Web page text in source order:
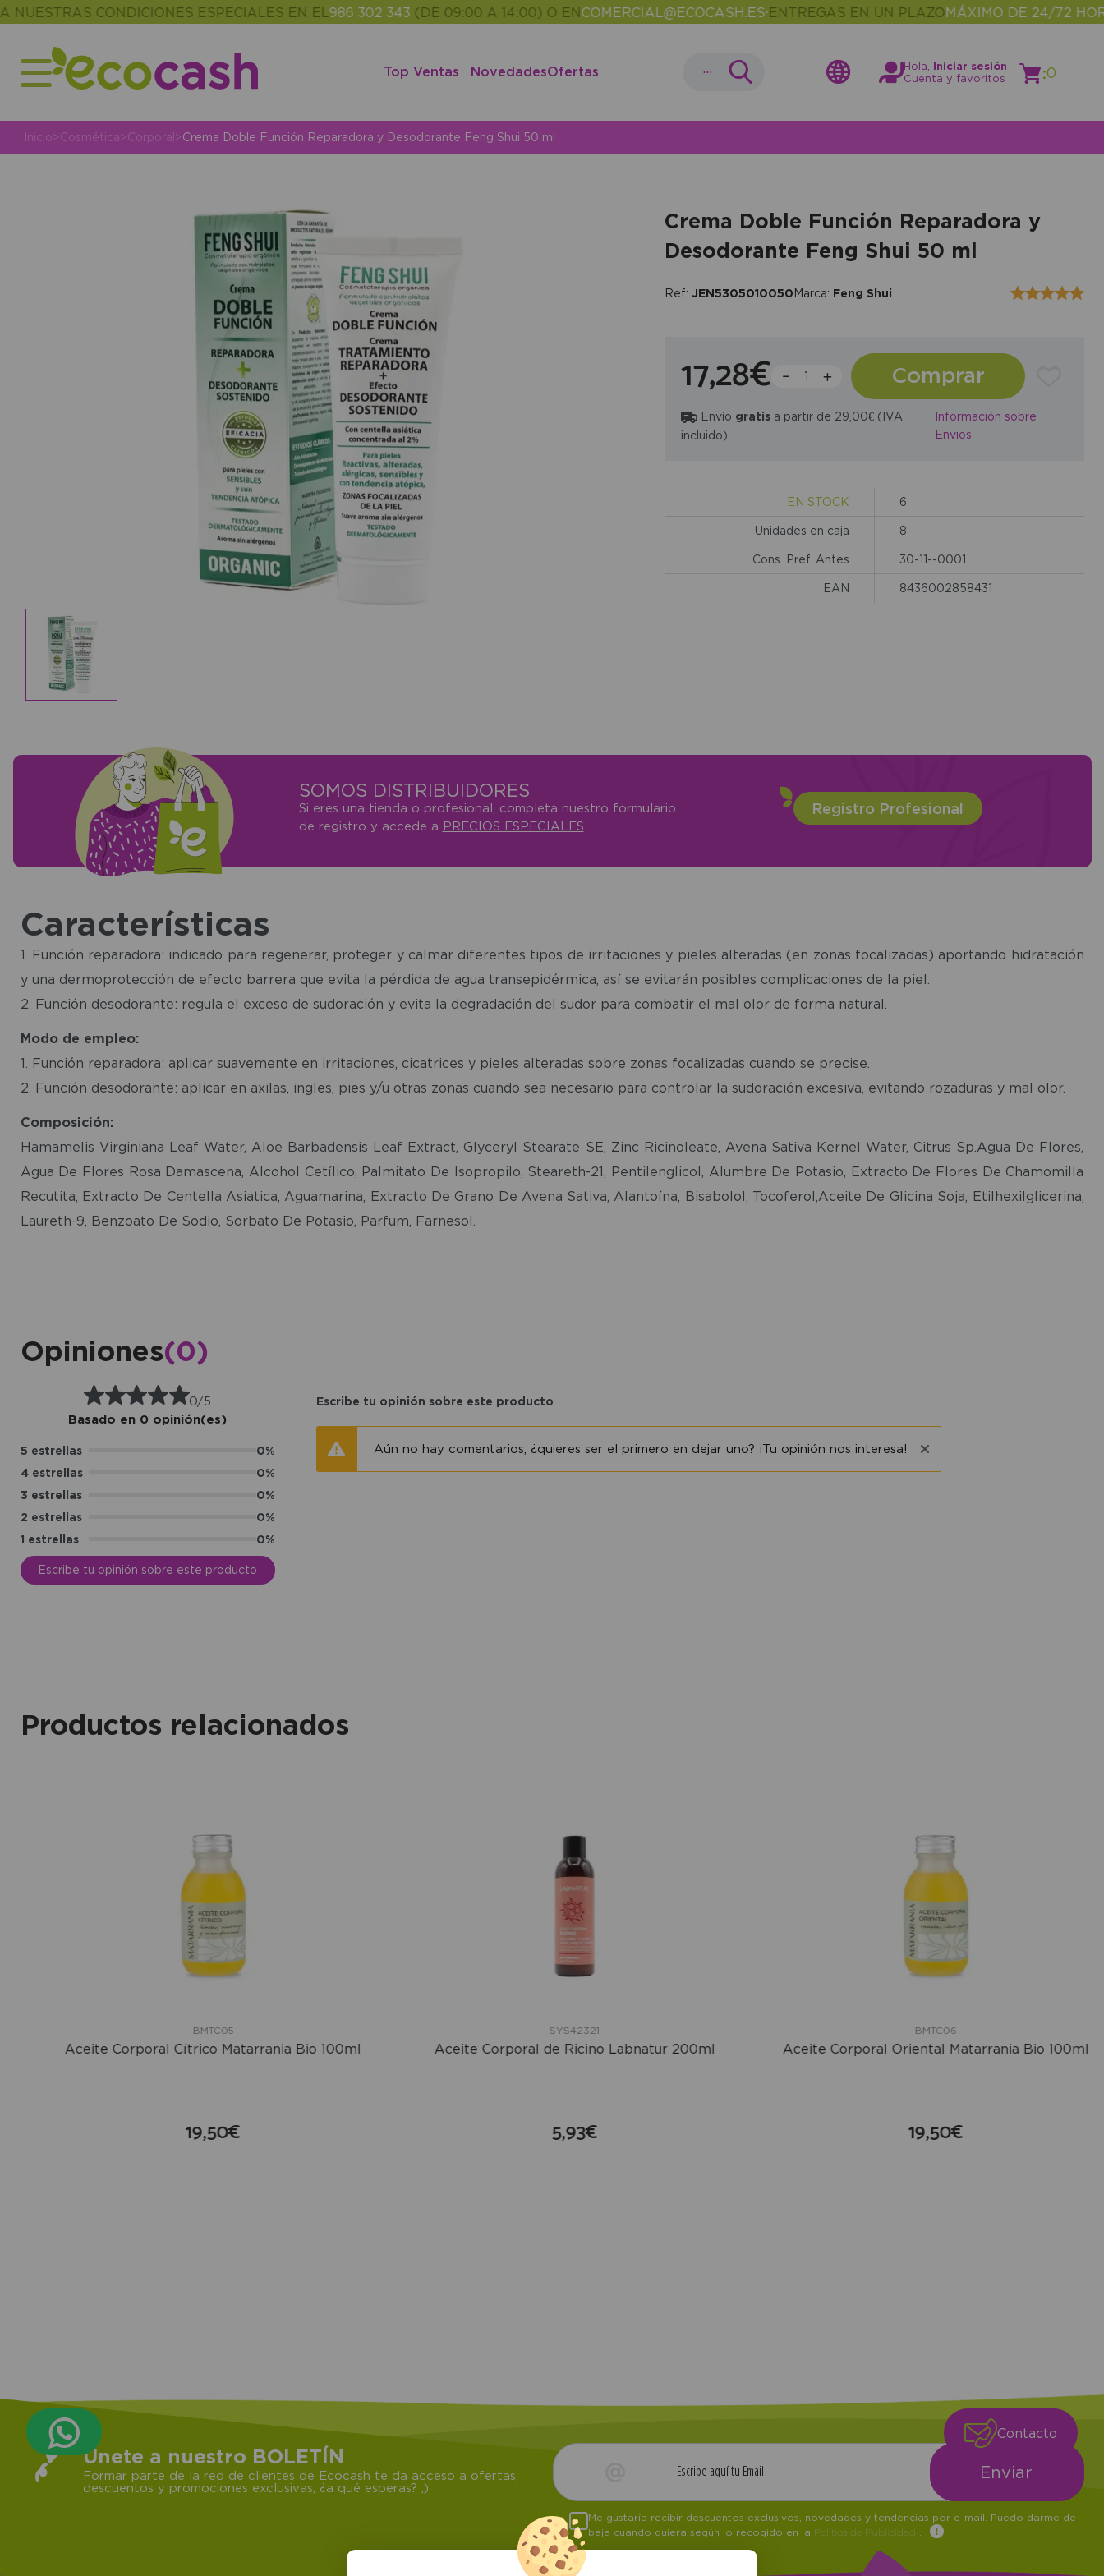
CONDICIONES ESPECIALES EN EL 986 302 343 (DE 09:00 A 14:00) O ENCOMERCIAL@ECOCASH.ES•ENTREGAS EN UN PLAZOMÁXIMO DE 24/72 HORAS•
Top Ventas NovedadesOfertas ... Hola,
Iniciar sesión
Cuenta y favoritos
:0
Inicio> Cosmética> Corporal> Crema Doble Función Reparadora y Desodorante Feng Shui 50 ml
Crema Doble Función Reparadora y
Desodorante Feng Shui 50 ml
Ref: JEN5305010050 Marca: Feng Shui
17,28€ Comprar
Envío gratisa partir de 29,00€ (IVA
incluido)
Información sobre
Envios
EN STOCK 6
Unidades en caja 8
Cons. Pref. Antes 30-11--0001
EAN 8436002858431
SOMOS DISTRIBUIDORES
Si eres una tienda o profesional, completa nuestro formulario
de registro y accede a PRECIOS ESPECIALES
Registro Profesional
Características
1. Función reparadora: indicado para regenerar, proteger y calmar diferentes tipos de irritaciones y pieles alteradas (en zonas focalizadas) aportando hidratación
y una dermoprotección de efecto barrera que evita la pérdida de agua transepidérmica, así se evitarán posibles complicaciones de la piel.
2. Función desodorante: regula el exceso de sudoración y evita la degradación del sudor para combatir el mal olor de forma natural.
Modo de empleo:
1. Función reparadora: aplicar suavemente en irritaciones, cicatrices y pieles alteradas sobre zonas focalizadas cuando se precise.
2. Función desodorante: aplicar en axilas, ingles, pies y/u otras zonas cuando sea necesario para controlar la sudoración excesiva, evitando rozaduras y mal olor.
Composición:
Hamamelis Virginiana Leaf Water, Aloe Barbadensis Leaf Extract, Glyceryl Stearate SE, Zinc Ricinoleate, Avena Sativa Kernel Water, Citrus Sp.Agua De Flores,
Agua De Flores Rosa Damascena, Alcohol Cetílico, Palmitato De Isopropilo, Steareth-21, Pentilenglicol, Alumbre De Potasio, Extracto De Flores De Chamomilla
Recutita, Extracto De Centella Asiatica, Aguamarina, Extracto De Grano De Avena Sativa, Alantoína, Bisabolol, Tocoferol,Aceite De Glicina Soja, Etilhexilglicerina,
Laureth-9, Benzoato De Sodio, Sorbato De Potasio, Parfum, Farnesol.
Opiniones(0)
0/5
Basado en 0 opinión(es)
5 estrellas
0%
4 estrellas
0%
3 estrellas
0%
2 estrellas
0%
1 estrellas
0%
Escribe tu opinión sobre este producto
Escribe tu opinión sobre este producto
Aún no hay comentarios, ¿quieres ser el primero en dejar uno? ¡Tu opinión nos interesa!
Productos relacionados
BMTC05
Aceite Corporal Cítrico Matarrania Bio 100ml
19,50€
SYS42321
Aceite Corporal de Ricino Labnatur 200ml
5,93€
BMTC06
Aceite Corporal Oriental Matarrania Bio 100ml
19,50€
Únete a nuestro BOLETÍN
Formar parte de la red de clientes de Ecocash te da acceso a ofertas,
descuentos y promociones exclusivas, ¿a qué esperas? ;)
Me gustaría recibir descuentos exclusivos, novedades y tendencias por e-mail. Puedo darme de
baja cuando quiera según lo recogido en la Política de Publicidad
Contacto